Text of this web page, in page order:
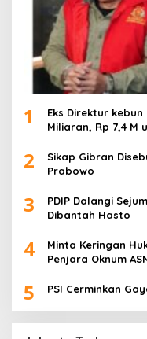
1
Eks Direktur
Miliaran, Rp 7,4 M
2
Sikap Gibran
Prabowo
3
PDIP Dalangi
Dibantah Hasto
4
Minta Keringan
5 PSI Cerminkan